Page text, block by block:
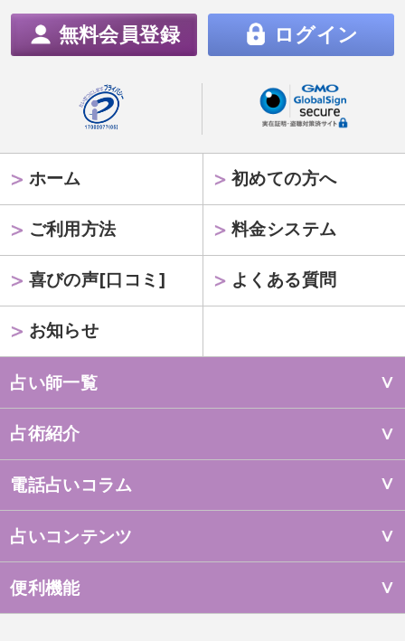
無料会員登録 ログイン
ホーム 初めての方へ
ご利用方法 料金システム
喜びの声[口コミ] よくある質問
お知らせ
占い師一覧
占術紹介
電話占いコラム
占いコンテンツ
便利機能